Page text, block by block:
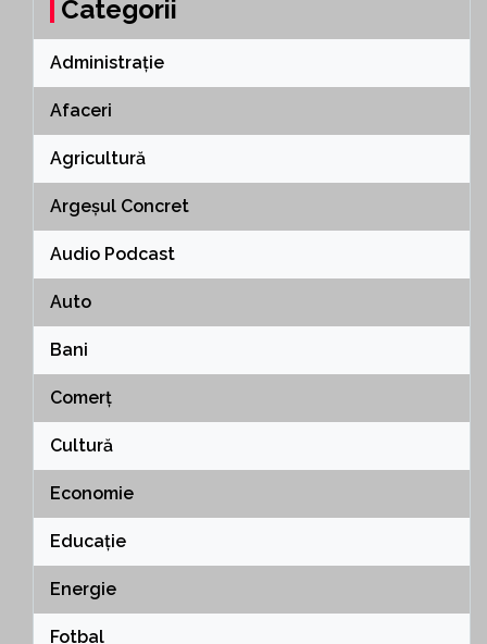
Categorii
Administrație
Afaceri
Agricultură
Argeșul Concret
Audio Podcast
Auto
Bani
Comerț
Cultură
Economie
Educație
Energie
Fotbal